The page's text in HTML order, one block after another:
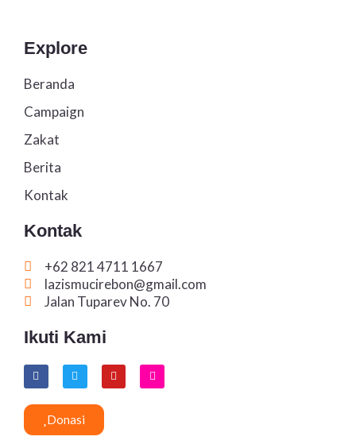
Explore
Beranda
Campaign
Zakat
Berita
Kontak
Kontak
+62 821 4711 1667
lazismucirebon@gmail.com
Jalan Tuparev No. 70
Ikuti Kami
F
a
c
e
o
T
w
i
t
e
r
Y
o
u
I
n
s
Donasi